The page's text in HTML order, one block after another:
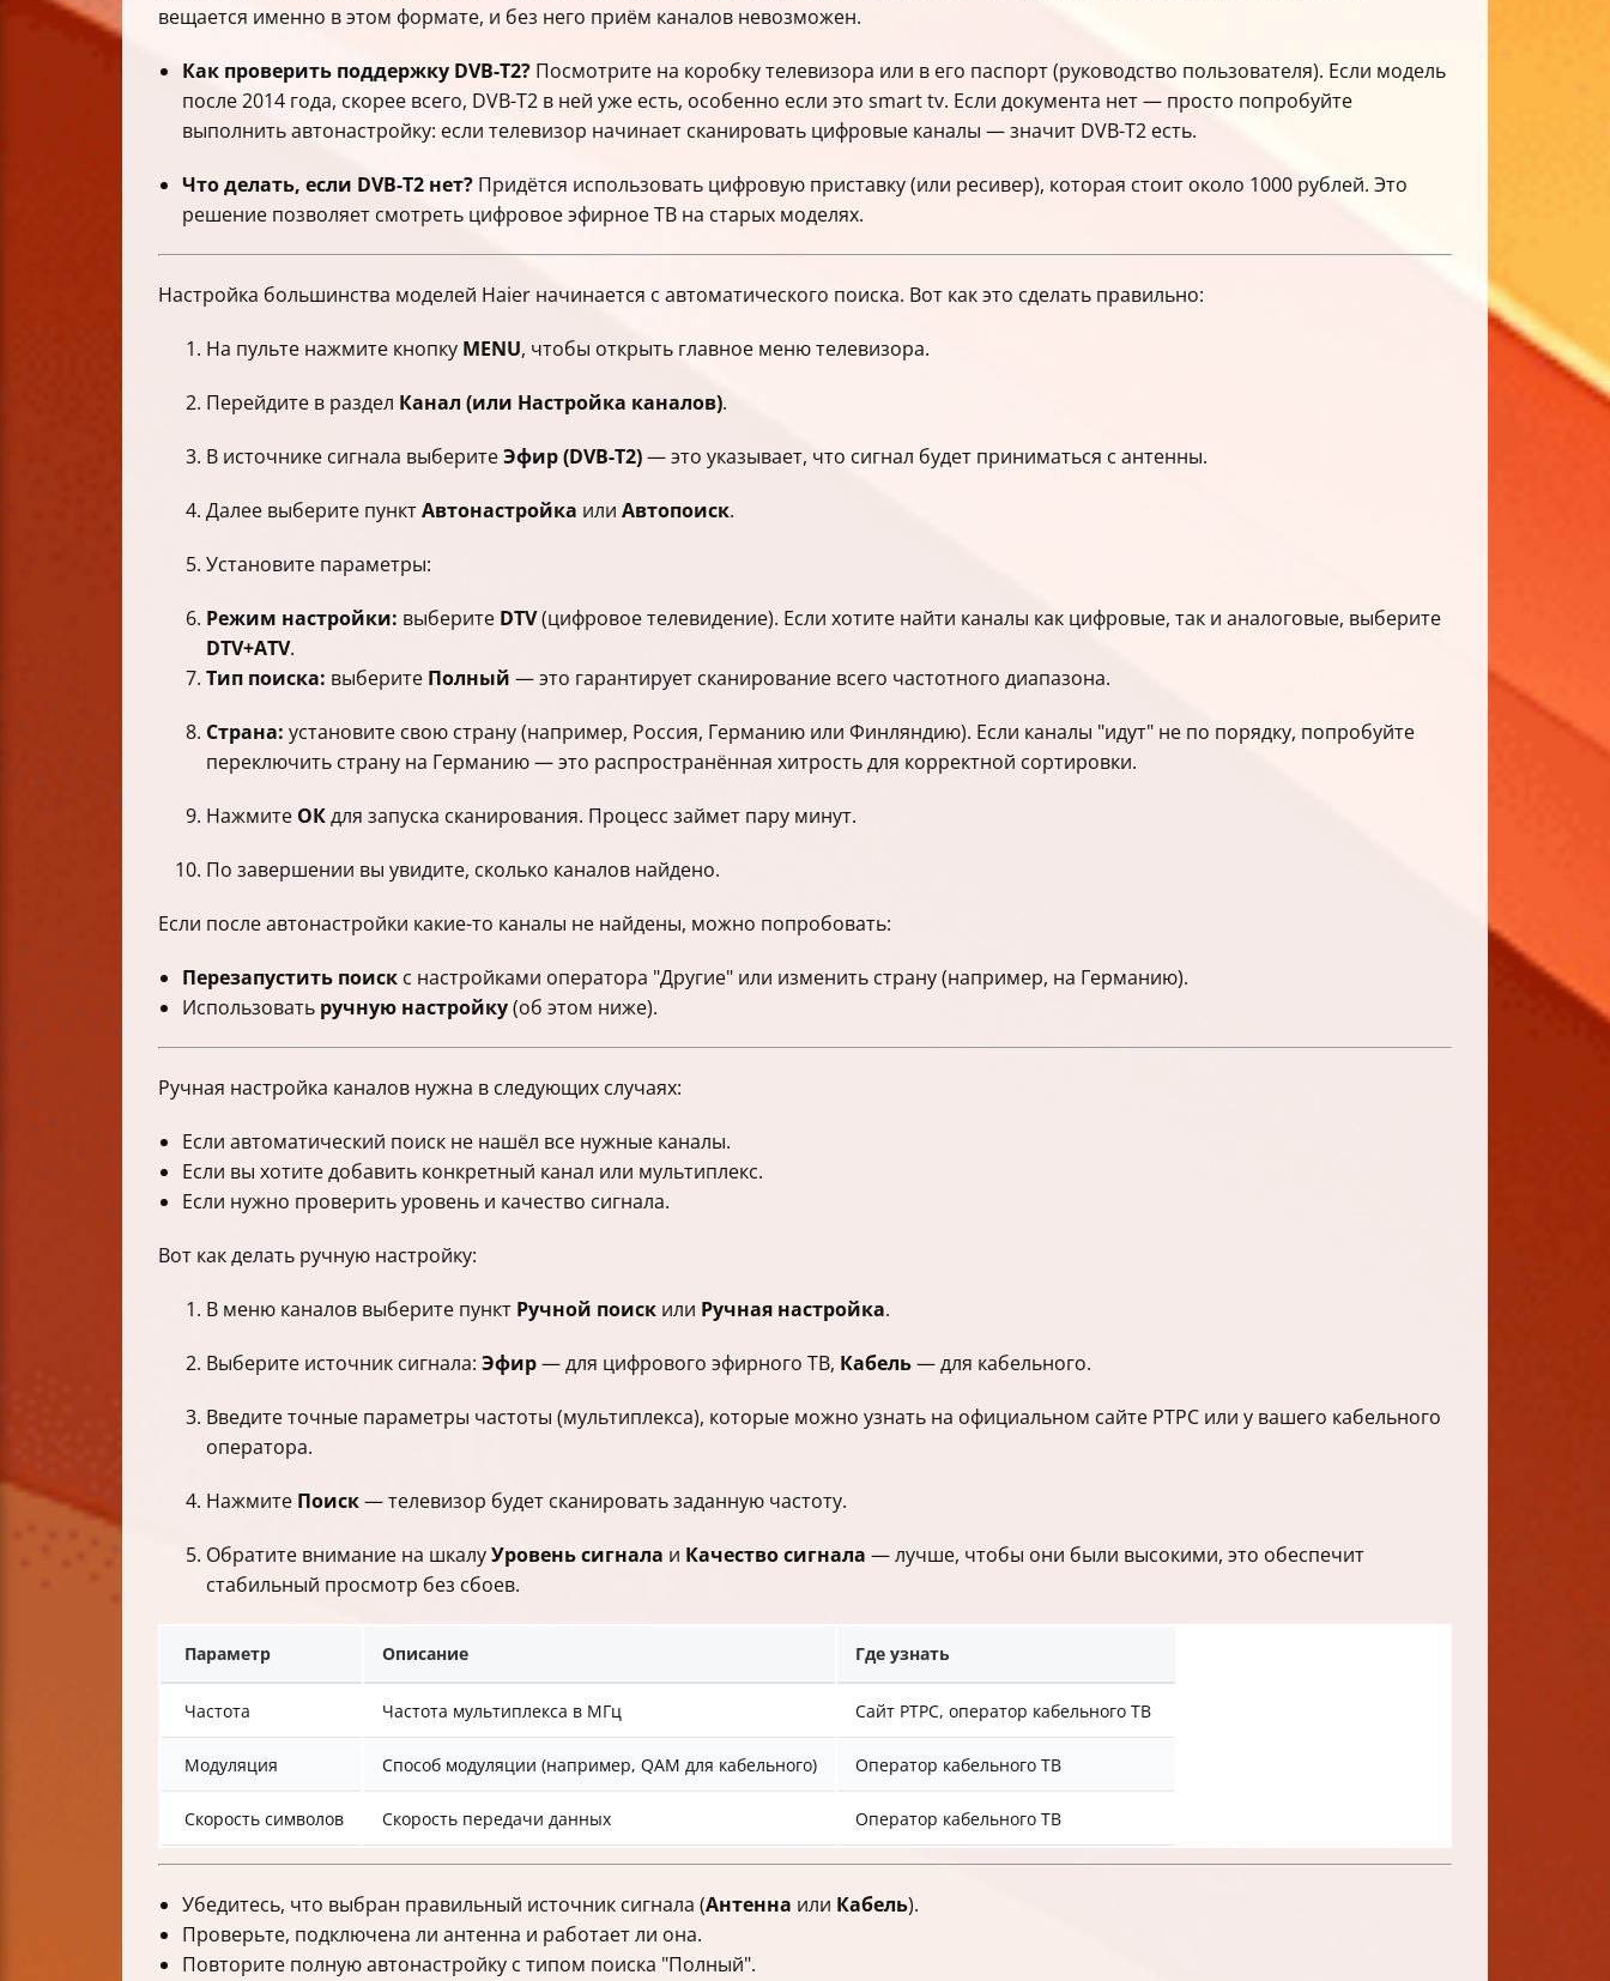
вещается именно в этом формате, и без него приём каналов невозможен.
Как проверить поддержку DVB-T2? Посмотрите на коробку телевизора или в его паспорт (руководство пользователя). Если модель
после 2014 года, скорее всего, DVB-T2 в ней уже есть, особенно если это smart tv. Если документа нет — просто попробуйте
выполнить автонастройку: если телевизор начинает сканировать цифровые каналы — значит DVB-T2 есть.
Что делать, если DVB-T2 нет? Придётся использовать цифровую приставку (или ресивер), которая стоит около 1000 рублей. Это
решение позволяет смотреть цифровое эфирное ТВ на старых моделях.
Настройка большинства моделей Haier начинается с автоматического поиска. Вот как это сделать правильно:
На пульте нажмите кнопку MENU, чтобы открыть главное меню телевизора.
Перейдите в раздел Канал (или Настройка каналов).
В источнике сигнала выберитеЭфир (DVB-T2)— это указывает, что сигнал будет приниматься с антенны.
Далее выберите пунктАвтонастройка или Автопоиск.
Установите параметры:
Режим настройки: выберите DTV(цифровое телевидение). Если хотите найти каналы как цифровые, так и аналоговые, выберите
DTV+ATV.
Тип поиска: выберите Полный — это гарантирует сканирование всего частотного диапазона.
Страна: установите свою страну (например, Россия, Германию или Финляндию). Если каналы "идут" не по порядку, попробуйте
переключить страну на Германию — это распространённая хитрость для корректной сортировки.
Нажмите ОКдля запуска сканирования. Процесс займет пару минут.
По завершении вы увидите, сколько каналов найдено.
Если после автонастройки какие-то каналы не найдены, можно попробовать:
Перезапустить поиск с настройками оператора "Другие" или изменить страну (например, на Германию).
Использовать ручную настройку(об этом ниже).
Ручная настройка каналов нужна в следующих случаях:
Если автоматический поиск не нашёл все нужные каналы.
Если вы хотите добавить конкретный канал или мультиплекс.
Если нужно проверить уровень и качество сигнала.
Вот как делать ручную настройку:
В меню каналов выберите пункт Ручной поиск или Ручная настройка.
Выберите источник сигнала: Эфир— для цифрового эфирного ТВ, Кабель— для кабельного.
Введите точные параметры частоты (мультиплекса), которые можно узнать на официальном сайте РТРС или у вашего кабельного
оператора.
Нажмите Поиск— телевизор будет сканировать заданную частоту.
Обратите внимание на шкалуУровень сигнала и Качество сигнала — лучше, чтобы они были высокими, это обеспечит
стабильный просмотр без сбоев.
Параметр Описание Где узнать
Частота Частота мультиплекса в МГц Сайт РТРС, оператор кабельного ТВ
Модуляция Способ модуляции (например, QAM для кабельного) Оператор кабельного ТВ
Скорость символов Скорость передачи данных Оператор кабельного ТВ
Убедитесь, что выбран правильный источник сигнала (Антенна или Кабель).
Проверьте, подключена ли антенна и работает ли она.
Повторите полную автонастройку с типом поиска "Полный".